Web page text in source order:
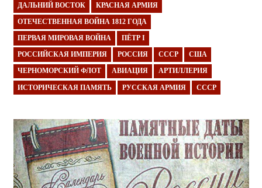
ДАЛЬНИЙ ВОСТОК КРАСНАЯ АРМИЯ
ОТЕЧЕСТВЕННАЯ ВОЙНА 1812 ГОДА
ПЕРВАЯ МИРОВАЯ ВОЙНА ПЁТР I
РОССИЙСКАЯ ИМПЕРИЯ РОССИЯ СССР США
ЧЕРНОМОРСКИЙ ФЛОТ АВИАЦИЯ АРТИЛЛЕРИЯ
ИСТОРИЧЕСКАЯ ПАМЯТЬ РУССКАЯ АРМИЯ СССР